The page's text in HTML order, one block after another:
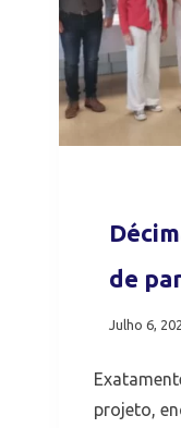
de
Julho 6,
projeto,